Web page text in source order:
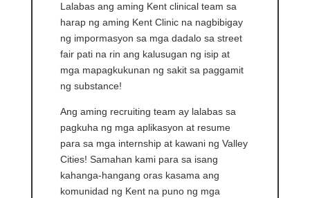
Lalabas ang aming Kent clinical team sa
harap ng aming Kent Clinic na nagbibigay
ng impormasyon sa mga dadalo sa street
fair pati na rin ang kalusugan ng isip at
mga mapagkukunan ng sakit sa paggamit
ng substance!
Ang aming recruiting team ay lalabas sa
pagkuha ng mga aplikasyon at resume
para sa mga internship at kawani ng Valley
Cities! Samahan kami para sa isang
kahanga-hangang oras kasama ang
komunidad ng Kent na puno ng mga